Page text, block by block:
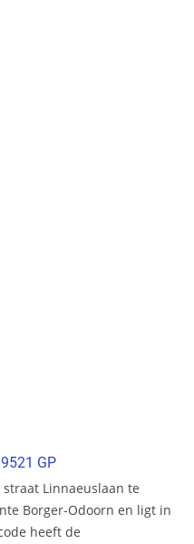
GP
Linnaeuslaan te
Borger-Odoorn en ligt in
heeft de